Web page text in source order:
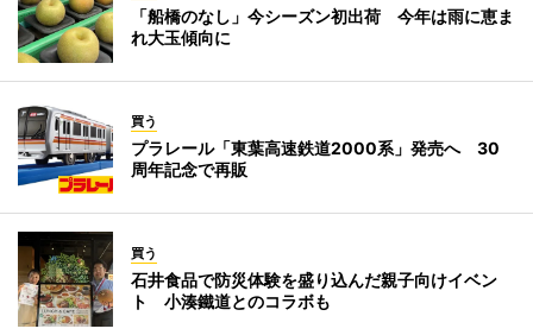
「船橋のなし」今シーズン初出荷 今年は雨に恵ま
れ大玉傾向に
買う
プラレール「東葉高速鉄道2000系」発売へ 30
周年記念で再販
買う
石井食品で防災体験を盛り込んだ親子向けイベン
ト 小湊鐵道とのコラボも